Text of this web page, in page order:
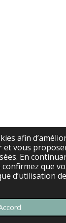
afin
vous
En
que
d’utilisation
Franco-
Téléphone